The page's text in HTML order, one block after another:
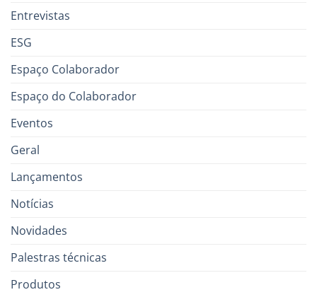
Entrevistas
ESG
Espaço Colaborador
Espaço do Colaborador
Eventos
Geral
Lançamentos
Notícias
Novidades
Palestras técnicas
Produtos